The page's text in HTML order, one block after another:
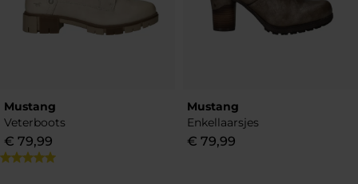
Mustang
Veterboots
€ 79,99
Mustang
Enkellaarsjes
€ 79,99